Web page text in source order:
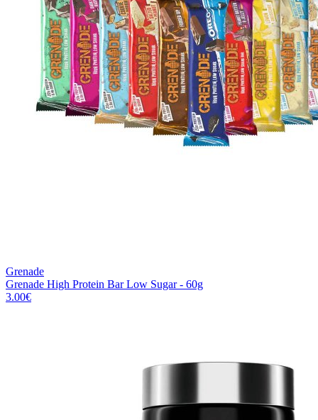
Grenade
Grenade High Protein Bar Low Sugar - 60g
3.00€